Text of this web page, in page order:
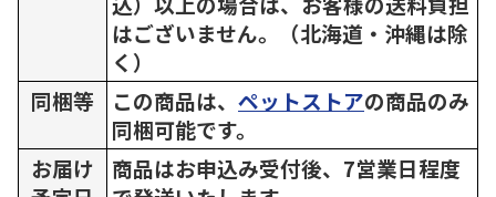
はございません。（北海道・沖縄は除
く）
同梱等
この商品は、 ペットストアの商品のみ
同梱可能です。
お届け
商品はお申込み受付後、7営業日程度